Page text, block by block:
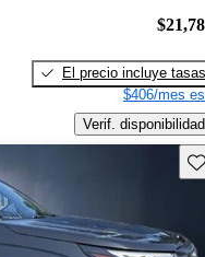
El precio incluye tasas
$406/mes
Verif. disponibilidad